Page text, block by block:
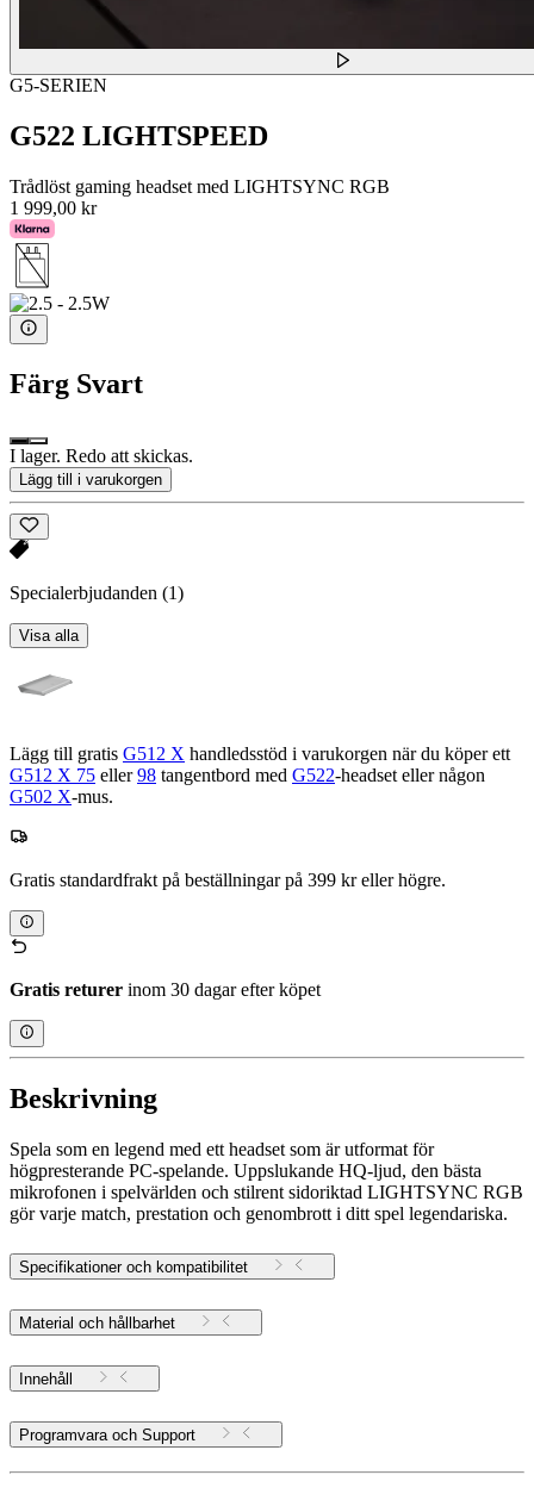
G5-SERIEN
G522 LIGHTSPEED
Trådlöst gaming headset med LIGHTSYNC RGB
1 999,00 kr
Färg Svart
I lager. Redo att skickas.
Lägg till i varukorgen
Specialerbjudanden (1)
Visa alla
Lägg till gratis G512 X handledsstöd i varukorgen när du köper ett
G512 X 75 eller98 tangentbord med G522-headset eller någon
G502 X-mus.
Gratis standardfrakt på beställningar på 399 kr eller högre.
Gratis returer inom 30 dagar efter köpet
Beskrivning
Spela som en legend med ett headset som är utformat för
högpresterande PC-spelande. Uppslukande HQ-ljud, den bästa
mikrofonen i spelvärlden och stilrent sidoriktad LIGHTSYNC RGB
gör varje match, prestation och genombrott i ditt spel legendariska.
Specifikationer och kompatibilitet
Material och hållbarhet
Innehåll
Programvara och Support